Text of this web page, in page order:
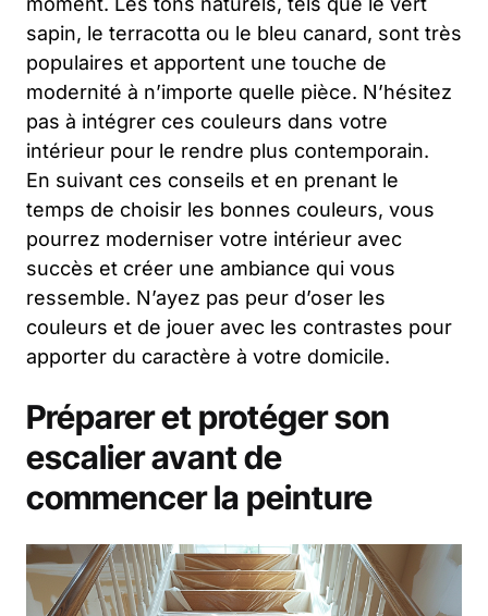
sapin, le terracotta ou le bleu canard, sont très
populaires et apportent une touche de
modernité à n’importe quelle pièce. N’hésitez
pas à intégrer ces couleurs dans votre
intérieur pour le rendre plus contemporain.
En suivant ces conseils et en prenant le
temps de choisir les bonnes couleurs, vous
pourrez moderniser votre intérieur avec
succès et créer une ambiance qui vous
ressemble. N’ayez pas peur d’oser les
couleurs et de jouer avec les contrastes pour
apporter du caractère à votre domicile.
Préparer et protéger son
escalier avant de
commencer la peinture